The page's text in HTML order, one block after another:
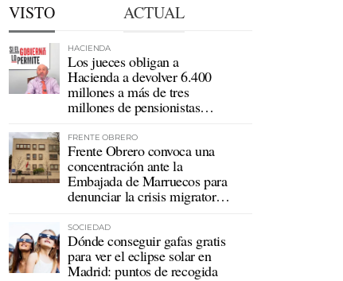
VISTO ACTUAL
HACIENDA
Los jueces obligan a
Hacienda a devolver 6.400
millones a más de tres
millones de pensionistas
FRENTE OBRERO
Frente Obrero convoca una
concentración ante la
Embajada de Marruecos para
denunciar la crisis migratoria
SOCIEDAD
Dónde conseguir gafas gratis
para ver el eclipse solar en
Madrid: puntos de recogida